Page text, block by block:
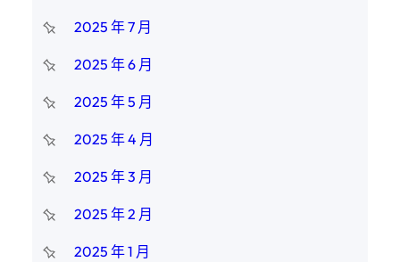
2025 年 7 月
2025 年 6 月
2025 年 5 月
2025 年 4 月
2025 年 3 月
2025 年 2 月
2025 年 1 月